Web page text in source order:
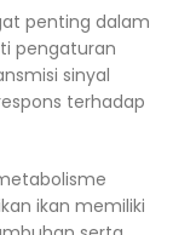
penting dalam
pengaturan
sinyal
terhadap
ikan memiliki